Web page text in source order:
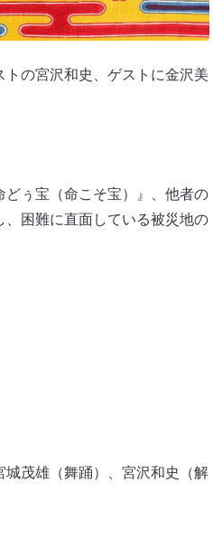
の宮沢和史、ゲストに金沢美
ぅ宝（命こそ宝）』、他者の
困難に直面している被災地の
茂雄（舞踊）、宮沢和史（解